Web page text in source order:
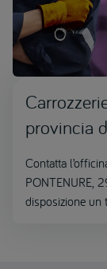
provincia
Contatta
PONTENURE,
disposizione un